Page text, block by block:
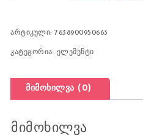
არტიკული:7638900950663
კატეგორია: ელემენტი
მიმოხილვა (0)
მიმოხილვა